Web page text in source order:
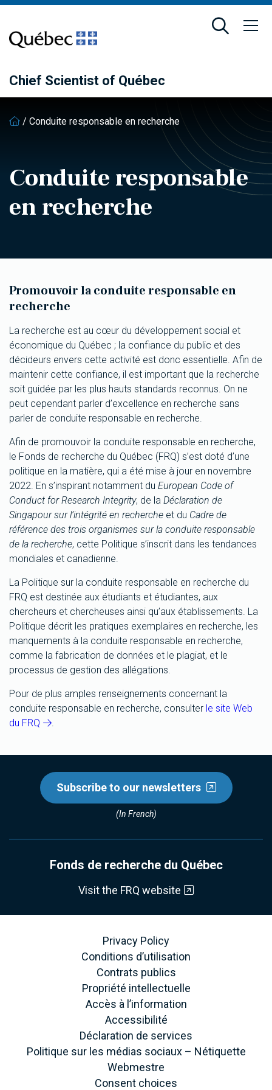
main
content
footer
Chief Scientist of Québec
/ Conduite responsable en recherche
Conduite responsable
en recherche
Promouvoir la conduite responsable en
recherche
La recherche est au cœur du développement social et
économique du Québec ; la confiance du public et des
décideurs envers cette activité est donc essentielle. Afin de
maintenir cette confiance, il est important que la recherche
soit guidée par les plus hauts standards reconnus. On ne
peut cependant parler d’excellence en recherche sans
parler de conduite responsable en recherche.
Afin de promouvoir la conduite responsable en recherche,
le Fonds de recherche du Québec (FRQ) s’est doté d’une
politique en la matière, qui a été mise à jour en novembre
2022. En s’inspirant notamment du European Code of
Conduct for Research Integrity, de la Déclaration de
Singapour sur l’intégrité en recherche et du Cadre de
référence des trois organismes sur la conduite responsable
de la recherche, cette Politique s’inscrit dans les tendances
mondiales et canadienne.
La Politique sur la conduite responsable en recherche du
FRQ est destinée aux étudiants et étudiantes, aux
chercheurs et chercheuses ainsi qu’aux établissements. La
Politique décrit les pratiques exemplaires en recherche, les
manquements à la conduite responsable en recherche,
comme la fabrication de données et le plagiat, et le
processus de gestion des allégations.
Pour de plus amples renseignements concernant la
conduite responsable en recherche, consulter le site Web
du FRQ
.
Subscribe to our newsletters
(In French)
Fonds de recherche du Québec
Visit the FRQ website
Privacy Policy
Conditions d’utilisation
Contrats publics
Propriété intellectuelle
Accès à l’information
Accessibilité
Déclaration de services
Politique sur les médias sociaux – Nétiquette
Webmestre
Consent choices